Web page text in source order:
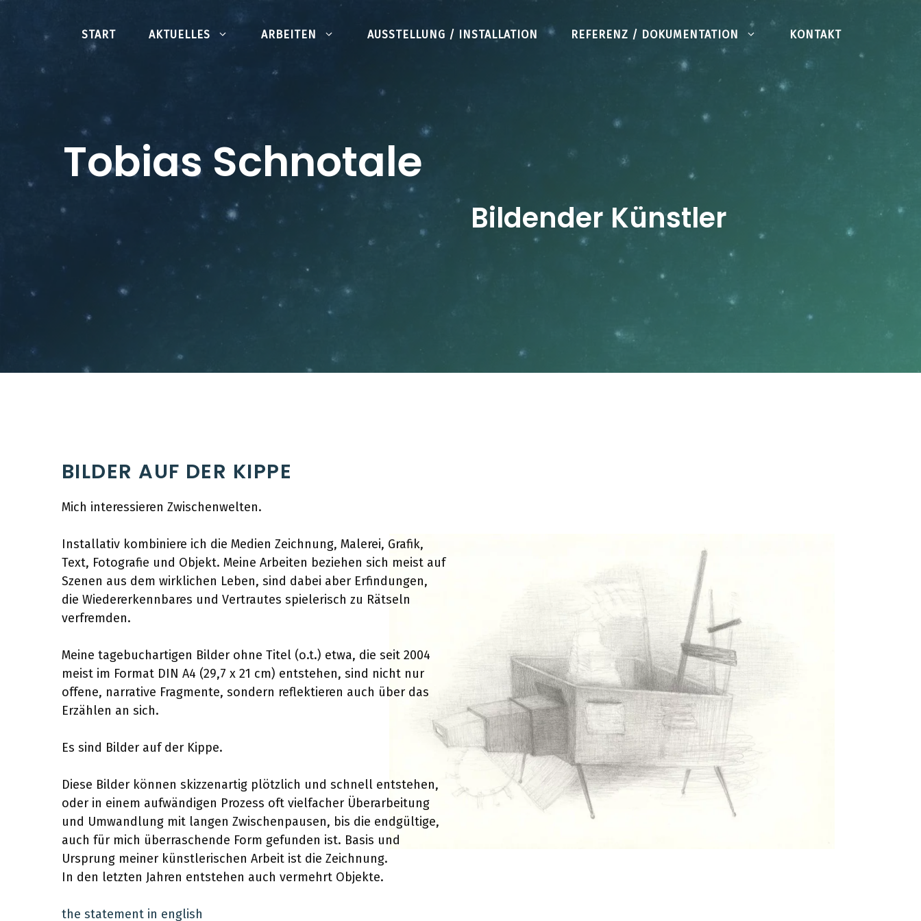
springen
START AKTUELLES ARBEITEN AUSSTELLUNG / INSTALLATION REFERENZ / DOKUMENTATION KONTAKT
Tobias Schnotale
Bildender Künstler
BILDER AUF DER KIPPE
Mich interessieren Zwischenwelten.
Installativ kombiniere ich die Medien Zeichnung, Malerei, Grafik,
Text, Fotografie und Objekt. Meine Arbeiten beziehen sich meist auf
Szenen aus dem wirklichen Leben, sind dabei aber Erfindungen,
die Wiedererkennbares und Vertrautes spielerisch zu Rätseln
verfremden.
Meine tagebuchartigen Bilder ohne Titel (o.t.) etwa, die seit 2004
meist im Format DIN A4 (29,7 x 21 cm) entstehen, sind nicht nur
offene, narrative Fragmente, sondern reflektieren auch über das
Erzählen an sich.
Es sind Bilder auf der Kippe.
Diese Bilder können skizzenartig plötzlich und schnell entstehen,
oder in einem aufwändigen Prozess oft vielfacher Überarbeitung
und Umwandlung mit langen Zwischenpausen, bis die endgültige,
auch für mich überraschende Form gefunden ist. Basis und
Ursprung meiner künstlerischen Arbeit ist die Zeichnung.
In den letzten Jahren entstehen auch vermehrt Objekte.
the statement in english